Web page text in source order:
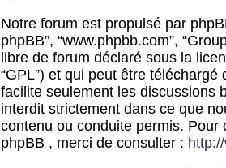
Notre forum est propulsé par
phpBB”, “www.phpbb.com”,
libre de forum déclaré sous la
“GPL”) et qui peut être téléchargé
facilite seulement les discussions
interdit strictement dans ce que
contenu ou conduite permis.
phpBB , merci de consulter :